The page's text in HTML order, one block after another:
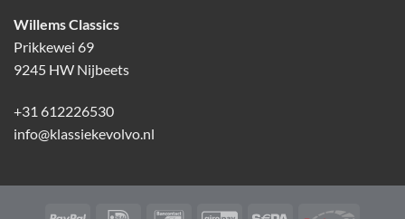
Willems Classics
Prikkewei 69
9245 HW Nijbeets
+31 612226530
info@klassiekevolvo.nl